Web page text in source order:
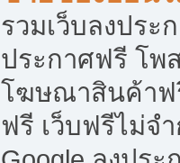
รวมเว็บลงประ
ประกาศฟรี โพ
โฆษณาสินค้าฟ
ฟรี เว็บฟรีไม่จ